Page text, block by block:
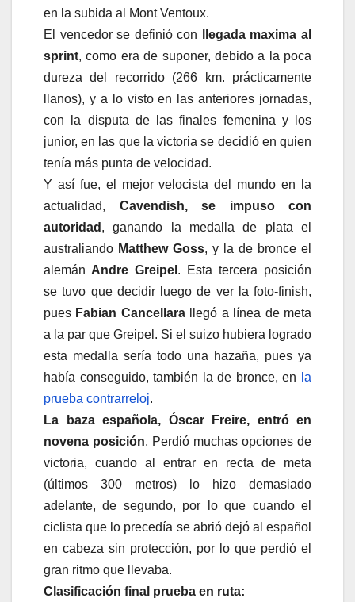
en la subida al Mont Ventoux.
El vencedor se definió con
llegada maxima al
sprint, como era de suponer, debido a la poca
dureza del recorrido (266 km. prácticamente
llanos), y a lo visto en las anteriores jornadas,
con la disputa de las finales femenina y los
junior, en las que la victoria se decidió en quien
tenía más punta de velocidad.
Y así fue, el mejor velocista del mundo en la
actualidad, Cavendish, se impuso con
autoridad , ganando la medalla de plata el
australiando Matthew Goss, y la de bronce el
alemán Andre Greipel . Esta tercera posición
se tuvo que decidir luego de ver la foto-finish,
pues Fabian Cancellarallegó a línea de meta
a la par que Greipel. Si el suizo hubiera logrado
esta medalla sería todo una hazaña, pues ya
había conseguido, también la de bronce, en
la
prueba contrarreloj.
La baza española, Óscar Freire, entró en
novena posición. Perdió muchas opciones de
victoria, cuando al entrar en recta de meta
(últimos 300 metros) lo hizo demasiado
adelante, de segundo, por lo que cuando el
ciclista que lo precedía se abrió dejó al español
en cabeza sin protección, por lo que perdió el
gran ritmo que llevaba.
Clasificación final prueba en ruta: